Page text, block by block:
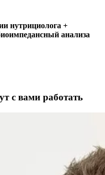
нутрициолога +
анализа
с вами работать